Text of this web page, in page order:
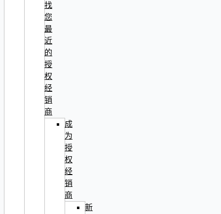
找
您
最
近
的
授
权
经
销
商
成
为
授
权
经
销
商
新